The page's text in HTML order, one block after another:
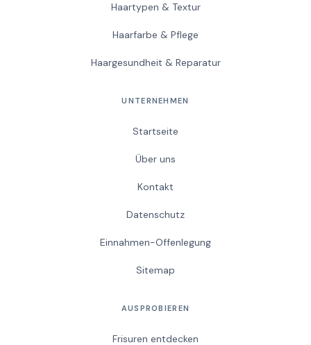
Haartypen & Textur
Haarfarbe & Pflege
Haargesundheit & Reparatur
UNTERNEHMEN
Startseite
Über uns
Kontakt
Datenschutz
Einnahmen-Offenlegung
Sitemap
AUSPROBIEREN
Frisuren entdecken